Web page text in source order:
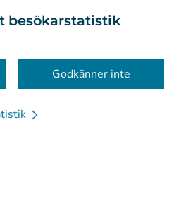
besökarstatistik
Godkänner inte